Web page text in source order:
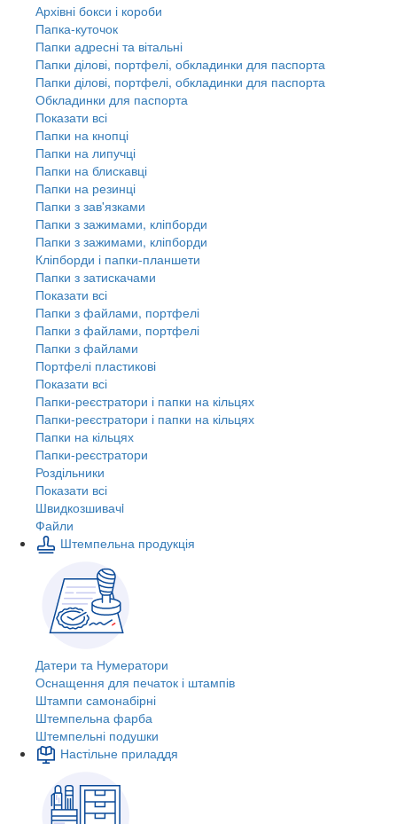
Архівні бокси і короби
Папка-куточок
Папки адресні та вітальні
Папки ділові, портфелі, обкладинки для паспорта
Папки ділові, портфелі, обкладинки для паспорта
Обкладинки для паспорта
Показати всі
Папки на кнопці
Папки на липучці
Папки на блискавці
Папки на резинці
Папки з зав'язками
Папки з зажимами, кліпборди
Папки з зажимами, кліпборди
Кліпборди і папки-планшети
Папки з затискачами
Показати всі
Папки з файлами, портфелі
Папки з файлами, портфелі
Папки з файлами
Портфелі пластикові
Показати всі
Папки-реєстратори і папки на кільцях
Папки-реєстратори і папки на кільцях
Папки на кільцях
Папки-реєстратори
Роздільники
Показати всі
Швидкозшивачi
Файли
Штемпельна продукція
Датери та Нумератори
Оснащення для печаток і штампів
Штампи самонабірні
Штемпельна фарба
Штемпельні подушки
Настільне приладдя